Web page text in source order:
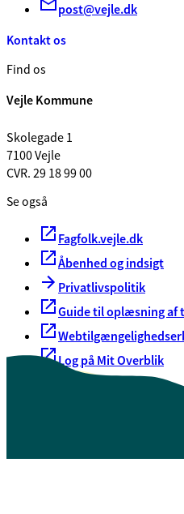
post@vejle.dk
Kontakt os
Find os
Vejle Kommune
Skolegade 1
7100 Vejle
CVR. 29 18 99 00
Se også
Fagfolk.vejle.dk
Åbenhed og indsigt
Privatlivspolitik
Guide til oplæsning af
Log på Mit Overblik